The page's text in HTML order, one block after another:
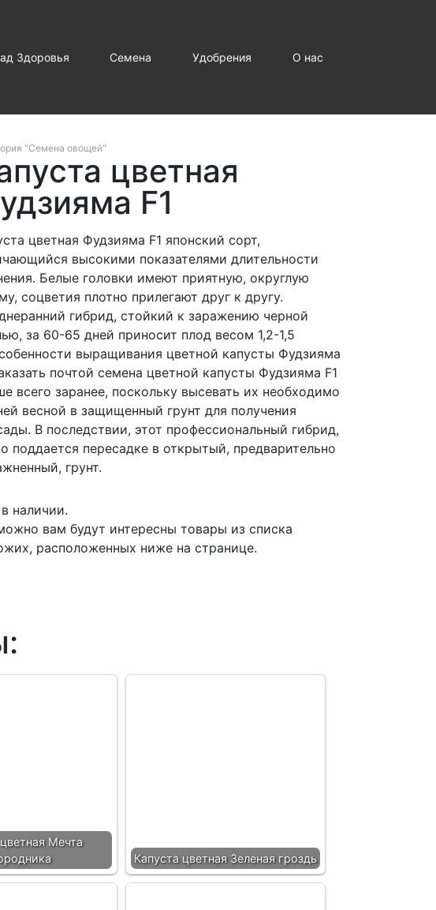
Здоровья Семена Удобрения О нас
"Семена овощей"
цветная
F1
цветная Фудзияма F1 японский сорт,
высокими показателями длительности
Белые головки имеют приятную, округлую
соцветия плотно прилегают друг к другу.
гибрид, стойкий к заражению черной
за 60-65 дней приносит плод весом 1,2-1,5
выращивания цветной капусты Фудзияма
почтой семена цветной капусты Фудзияма F1
всего заранее, поскольку высевать их необходимо
весной в защищенный грунт для получения
В последствии, этот профессиональный гибрид,
поддается пересадке в открытый, предварительно
грунт.
наличии.
вам будут интересны товары из списка
расположенных ниже на странице.
Мечта
Капуста цветная Зеленая гроздь